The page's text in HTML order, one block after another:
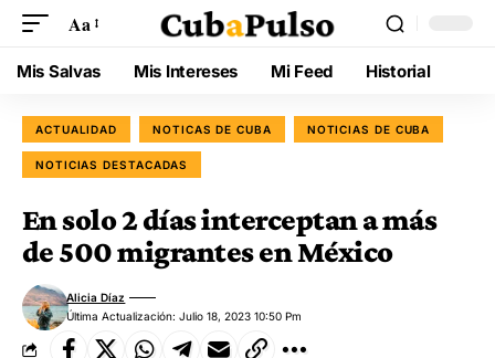
Aa
Mis Salvas Mis Intereses Mi Feed Historial
ACTUALIDAD NOTICAS DE CUBA NOTICIAS DE CUBA
NOTICIAS DESTACADAS
En solo 2 días interceptan a más
de 500 migrantes en México
Última Actualización: Julio 18, 2023 10:50 Pm
Alicia Díaz